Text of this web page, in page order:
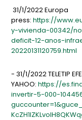
31/1/2022 Europa
press:https://
y-vivienda-00342/
deficit-12-anos-
20220131120759.html
- 31/1/2022 TELETIP
YAHOO:https://
invertir-5-000-